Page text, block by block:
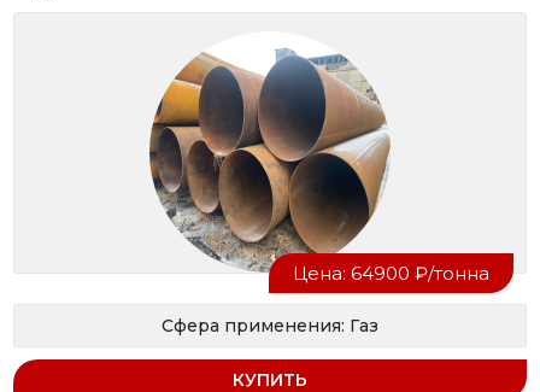
Цена: 64900 ₽/тонна
Сфера применения: Газ
КУПИТЬ